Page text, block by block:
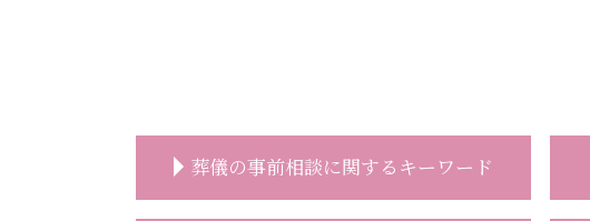
葬儀の事前相談に関するキーワード